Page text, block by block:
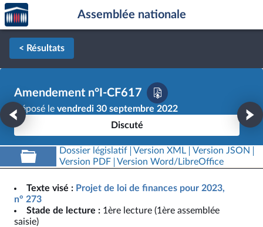
Aller au contenu
Aller en bas de la page
Accèder
à la
page
d'accueil
Assemblée nationale
< Résultats
Amendement n°I-CF617
Déposé le vendredi 30 septembre 2022
Discuté
Dossier législatif Version XML
Version JSON
Version PDF
Version Word/LibreOffice
Texte visé : Projet de loi de finances pour 2023,
n° 273
Stade de lecture : 1ère lecture (1ère assemblée
saisie)